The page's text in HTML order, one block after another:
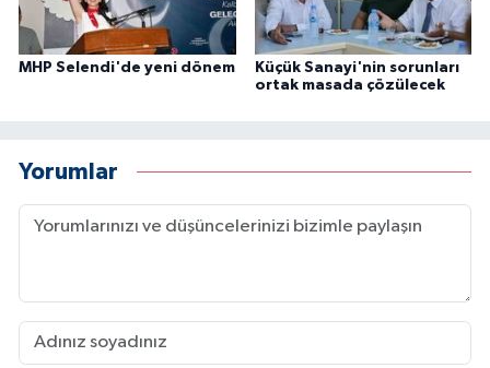
MHP Selendi'de yeni dönem
Küçük Sanayi'nin sorunları
ortak masada çözülecek
Yorumlar